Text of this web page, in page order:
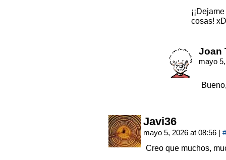
cosas!
Joan
mayo
Javi36
mayo 5, 2026 at 08:56 | #
Creo que muchos,